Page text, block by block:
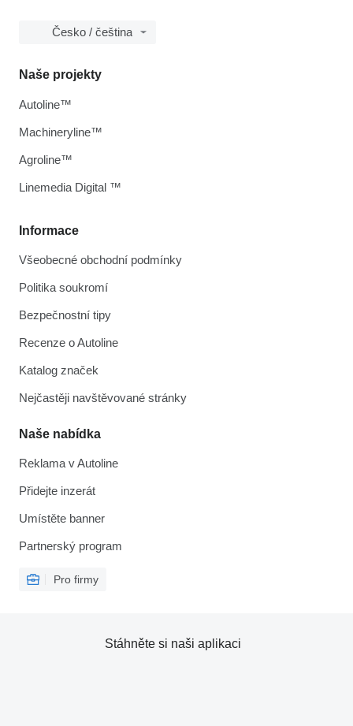
Česko / čeština
Informace
Všeobecné obchodní podmínky
Politika soukromí
Bezpečnostní tipy
Recenze o Autoline
Katalog značek
Nejčastěji navštěvované stránky
Naše nabídka
Reklama v Autoline
Přidejte inzerát
Umístěte banner
Partnerský program
Pro firmy
Naše projekty
Autoline™
Machineryline™
Agroline™
Linemedia Digital ™
Stáhněte si naši aplikaci